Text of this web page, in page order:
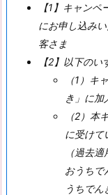
【1】キャン
にお申し込み
客さま
【2】以下の
（1） キ
き」に加
（2）本
に受けて
（過去適
おうちで
うちで